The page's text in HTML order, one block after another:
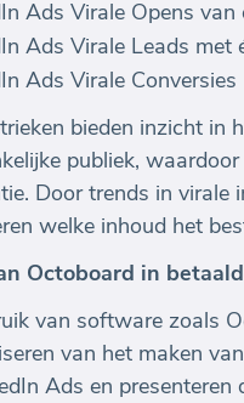
Ads Virale Opens
Ads Virale Leads met
Ads Virale Conversies
bieden inzicht in
publiek,
Door trends in virale
welke inhoud het
Octoboard in
van software zoals
van het maken
Ads en